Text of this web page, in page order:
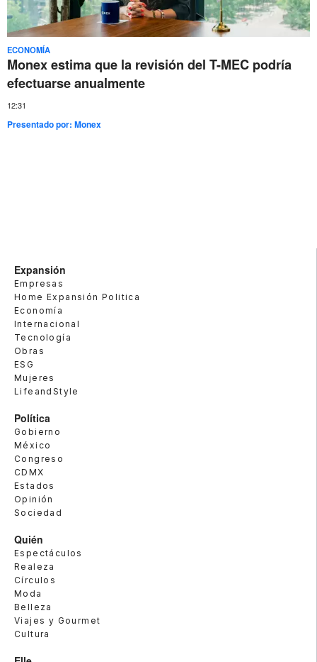
ECONOMÍA
Monex estima que la revisión del T-MEC podría
efectuarse anualmente
12:31
Presentado por:Monex
Expansión
Empresas
Home Expansión Politica
Economía
Internacional
Tecnología
Obras
ESG
Mujeres
LifeandStyle
Política
Gobierno
México
Congreso
CDMX
Estados
Opinión
Sociedad
Quién
Espectáculos
Realeza
Círculos
Moda
Belleza
Viajes y Gourmet
Cultura